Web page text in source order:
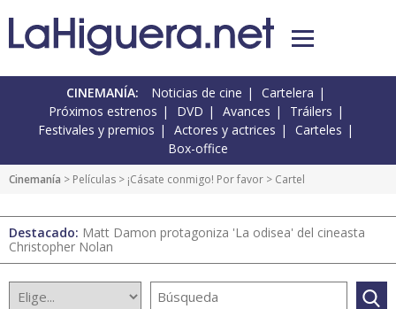
CINEMANÍA: Noticias de cine
Cartelera
Próximos estrenos
DVD Avances
Tráilers
Festivales y premios
Actores y actrices
Carteles
Box-office
Cinemanía > Películas > ¡Cásate conmigo! Por favor > Cartel
Destacado: Matt Damon protagoniza 'La odisea' del cineasta
Christopher Nolan